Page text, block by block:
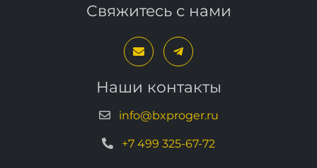
Свяжитесь с нами
Наши контакты
info@bxproger.ru
+7 499 325-67-72